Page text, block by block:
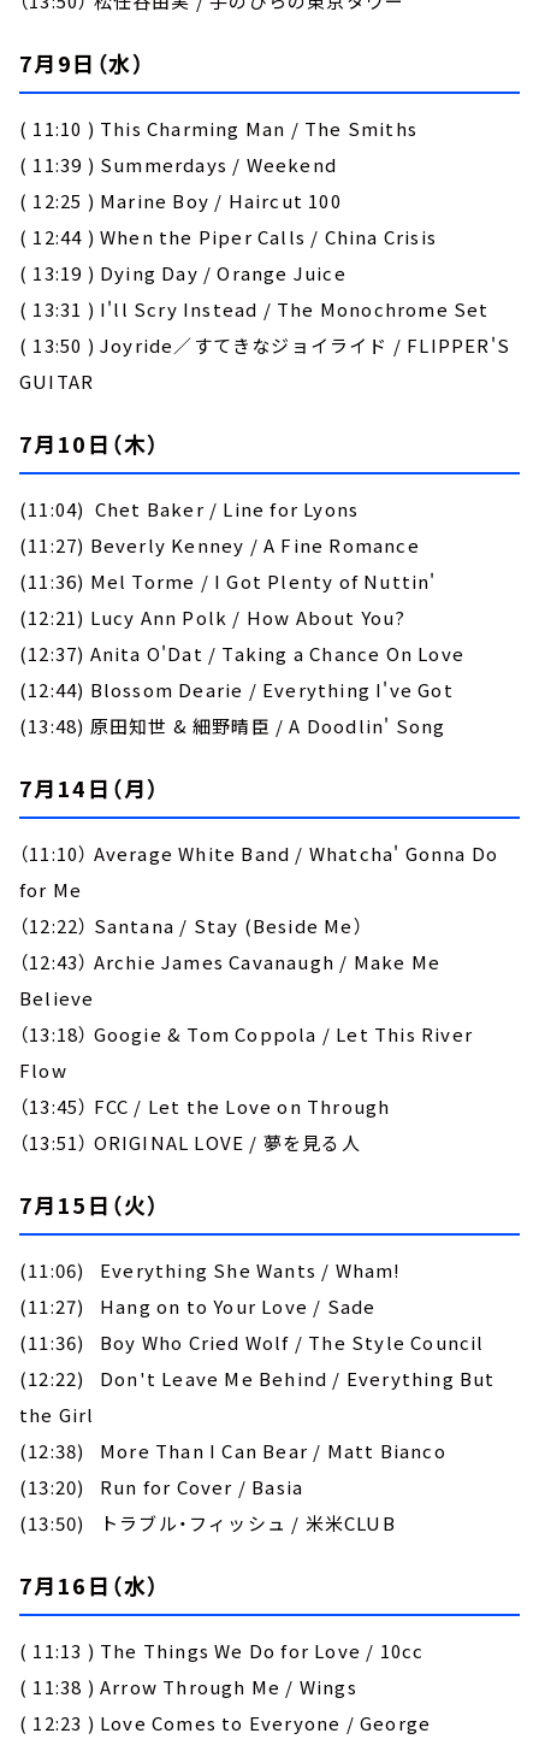
7月9日（水）
( 11:10 ) This Charming Man / The Smiths
( 11:39 ) Summerdays / Weekend
( 12:25 ) Marine Boy / Haircut 100
( 12:44 ) When the Piper Calls / China Crisis
( 13:19 ) Dying Day / Orange Juice
( 13:31 ) I'll Scry Instead / The Monochrome Set
( 13:50 ) Joyride／すてきなジョイライド / FLIPPER'S
GUITAR
7月10日（木）
(11:04) Chet Baker / Line for Lyons
(11:27) Beverly Kenney / A Fine Romance
(11:36) Mel Torme / I Got Plenty of Nuttin'
(12:21) Lucy Ann Polk / How About You?
(12:37) Anita O'Dat / Taking a Chance On Love
(12:44) Blossom Dearie / Everything I've Got
(13:48) 原田知世 & 細野晴臣 / A Doodlin' Song
7月14日（月）
（11:10） Average White Band / Whatcha' Gonna Do
for Me
（12:22） Santana / Stay (Beside Me）
（12:43） Archie James Cavanaugh / Make Me
Believe
（13:18） Googie & Tom Coppola / Let This River
Flow
（13:45） FCC / Let the Love on Through
（13:51） ORIGINAL LOVE / 夢を見る人
7月15日（火）
(11:06) Everything She Wants / Wham!
(11:27) Hang on to Your Love / Sade
(11:36) Boy Who Cried Wolf / The Style Council
(12:22) Don't Leave Me Behind / Everything But
the Girl
(12:38) More Than I Can Bear / Matt Bianco
(13:20) Run for Cover / Basia
(13:50) トラブル・フィッシュ / 米米CLUB
7月16日（水）
( 11:13 ) The Things We Do for Love / 10cc
( 11:38 ) Arrow Through Me / Wings
( 12:23 ) Love Comes to Everyone / George